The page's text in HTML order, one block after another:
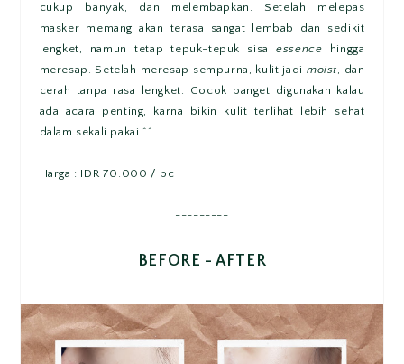
cukup banyak, dan melembapkan. Setelah melepas
masker memang akan terasa sangat lembab dan sedikit
lengket, namun tetap tepuk-tepuk sisaessence hingga
meresap. Setelah meresap sempurna, kulit jadi moist, dan
cerah tanpa rasa lengket. Cocok banget digunakan kalau
ada acara penting, karna bikin kulit terlihat lebih sehat
dalam sekali pakai ^^
Harga : IDR 70.000 / pc
---------
BEFORE - AFTER